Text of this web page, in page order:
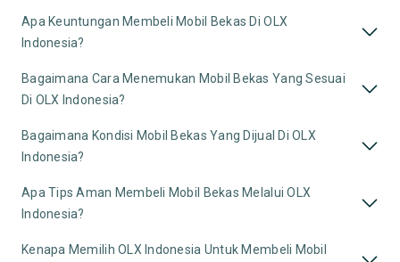
Apa Keuntungan Membeli Mobil Bekas Di OLX
Indonesia?
Bagaimana Cara Menemukan Mobil Bekas Yang Sesuai
Di OLX Indonesia?
Bagaimana Kondisi Mobil Bekas Yang Dijual Di OLX
Indonesia?
Apa Tips Aman Membeli Mobil Bekas Melalui OLX
Indonesia?
Kenapa Memilih OLX Indonesia Untuk Membeli Mobil